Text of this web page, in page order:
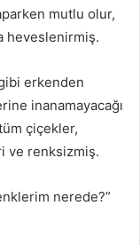
mutlu olur,
heveslenirmiş.
erkenden
inanamayacağı
çiçekler,
ve renksizmiş.
nerede?”